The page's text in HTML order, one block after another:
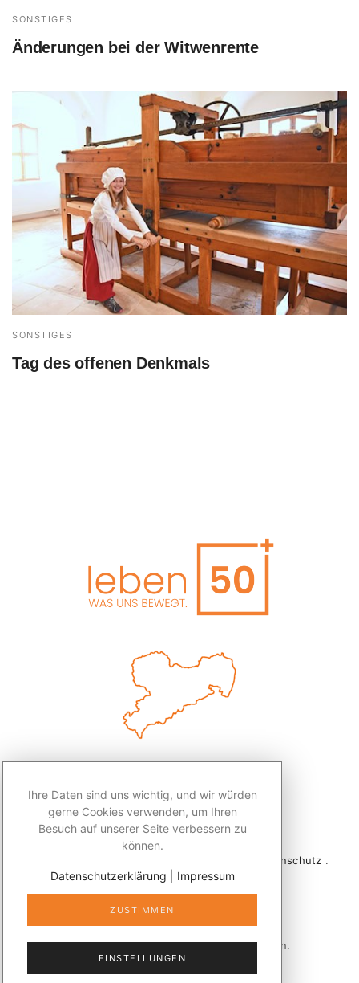
SONSTIGES
Änderungen bei der Witwenrente
SONSTIGES
Tag des offenen Denkmals
Datenschutz .
Kontakt
Veröffentlicht mit publizer®in Sachsen.
Ihre Daten sind uns wichtig, und wir würden
gerne Cookies verwenden, um Ihren
Besuch auf unserer Seite verbessern zu
können.
Datenschutzerklärung Impressum
ZUSTIMMEN
EINSTELLUNGEN